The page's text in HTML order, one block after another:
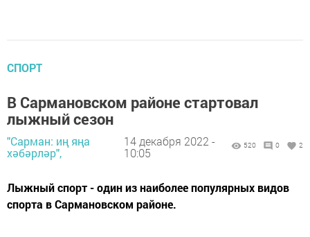
СПОРТ
В Сармановском районе стартовал
лыжный сезон
"Сарман: иң яңа
хәбәрләр",
14 декабря 2022 -
10:05
520 0 2
Лыжный спорт - один из наиболее популярных видов
спорта в Сармановском районе.